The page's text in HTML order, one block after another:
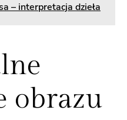
– interpretacja dzieła
obrazu